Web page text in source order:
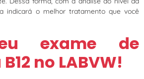
indicará o melhor tratamento que você
exame de
no LABVW!